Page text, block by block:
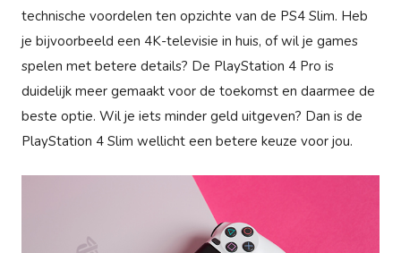
technische voordelen ten opzichte van de PS4 Slim. Heb
je bijvoorbeeld een 4K-televisie in huis, of wil je games
spelen met betere details? De PlayStation 4 Pro is
duidelijk meer gemaakt voor de toekomst en daarmee de
beste optie. Wil je iets minder geld uitgeven? Dan is de
PlayStation 4 Slim wellicht een betere keuze voor jou.